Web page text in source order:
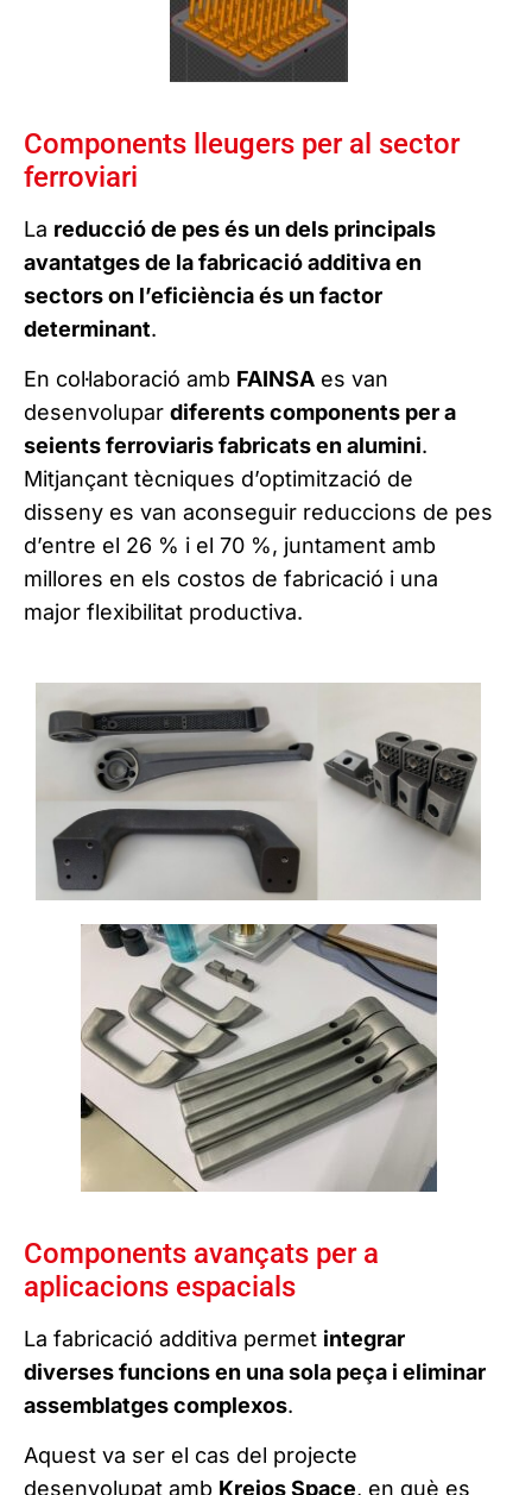
Components lleugers per al sector
ferroviari
La reducció de pes és un dels principals
avantatges de la fabricació additiva en
sectors on l’eficiència és un factor
determinant.
En col·laboració amb FAINSA es van
desenvolupar diferents components per a
seients ferroviaris fabricats en alumini.
Mitjançant tècniques d’optimització de
disseny es van aconseguir reduccions de pes
d’entre el 26 % i el 70 %, juntament amb
millores en els costos de fabricació i una
major flexibilitat productiva.
Components avançats per a
aplicacions espacials
La fabricació additiva permet integrar
diverses funcions en una sola peça i eliminar
assemblatges complexos.
Aquest va ser el cas del projecte
desenvolupat amb Kreios Space, en què es